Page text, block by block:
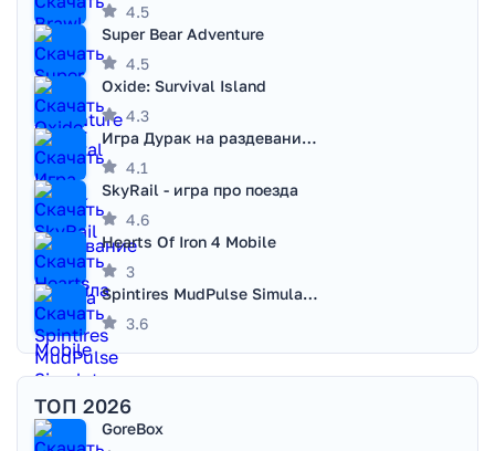
4.5
Super Bear Adventure
4.5
Oxide: Survival Island
4.3
Игра Дурак на раздевание - Правила игры
4.1
SkyRail - игра про поезда
4.6
Hearts Of Iron 4 Mobile
3
Spintires MudPulse Simulator
3.6
ТОП 2026
GoreBox